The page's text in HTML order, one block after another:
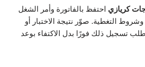
كريازي احتفظ بالفاتورة وأمر الشغل
التغطية. صوّر نتيجة الاختبار أو
تسجيل ذلك فورًا بدل الاكتفاء بوعد